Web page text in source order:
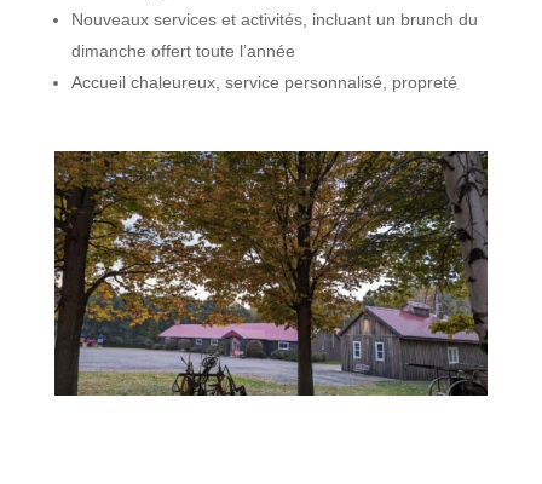
Nouveaux services et activités, incluant un brunch du
dimanche offert toute l’année
Accueil chaleureux, service personnalisé, propreté